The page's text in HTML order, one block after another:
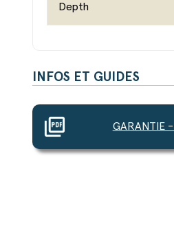
Depth
INFOS ET GUIDES
picture_as_pdf GARANTIE